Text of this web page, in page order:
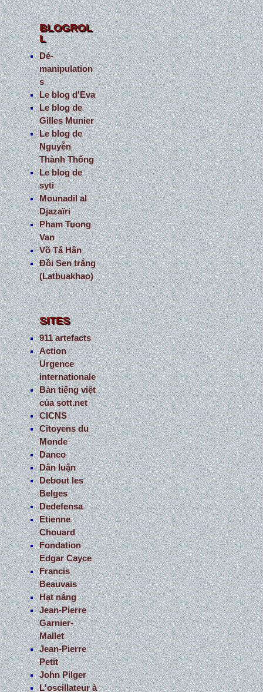
BLOGROL
L
Dé-
manipulation
s
Le blog d'Eva
Le blog de
Gilles Munier
Le blog de
Nguyễn
Thành Thống
Le blog de
syti
Mounadil al
Djazaïri
Pham Tuong
Van
Võ Tá Hân
Đồi Sen trắng
(Latbuakhao)
SITES
911 artefacts
Action
Urgence
internationale
Bản tiếng việt
của sott.net
CICNS
Citoyens du
Monde
Danco
Dân luận
Debout les
Belges
Dedefensa
Etienne
Chouard
Fondation
Edgar Cayce
Francis
Beauvais
Hạt nắng
Jean-Pierre
Garnier-
Mallet
Jean-Pierre
Petit
John Pilger
L'oscillateur à